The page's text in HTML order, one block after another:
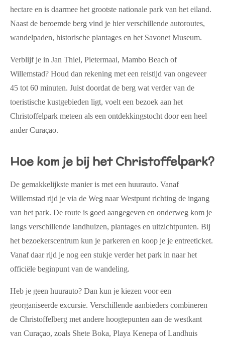
hectare en is daarmee het grootste nationale park van het eiland.
Naast de beroemde berg vind je hier verschillende autoroutes,
wandelpaden, historische plantages en het Savonet Museum.
Verblijf je in Jan Thiel, Pietermaai, Mambo Beach of
Willemstad? Houd dan rekening met een reistijd van ongeveer
45 tot 60 minuten. Juist doordat de berg wat verder van de
toeristische kustgebieden ligt, voelt een bezoek aan het
Christoffelpark meteen als een ontdekkingstocht door een heel
ander Curaçao.
Hoe kom je bij het Christoffelpark?
De gemakkelijkste manier is met een huurauto. Vanaf
Willemstad rijd je via de Weg naar Westpunt richting de ingang
van het park. De route is goed aangegeven en onderweg kom je
langs verschillende landhuizen, plantages en uitzichtpunten. Bij
het bezoekerscentrum kun je parkeren en koop je je entreeticket.
Vanaf daar rijd je nog een stukje verder het park in naar het
officiële beginpunt van de wandeling.
Heb je geen huurauto? Dan kun je kiezen voor een
georganiseerde excursie. Verschillende aanbieders combineren
de Christoffelberg met andere hoogtepunten aan de westkant
van Curaçao, zoals Shete Boka, Playa Kenepa of Landhuis